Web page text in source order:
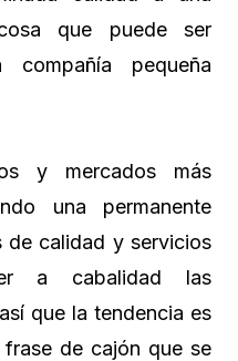
que puede ser
pequeña
y mercados más
una permanente
de calidad y servicios
a cabalidad las
que la tendencia es
de cajón que se